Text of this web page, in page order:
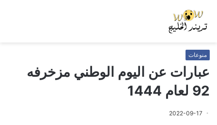
منوعات
عبارات عن اليوم الوطني مزخرفه
92 لعام 1444
2022-09-17